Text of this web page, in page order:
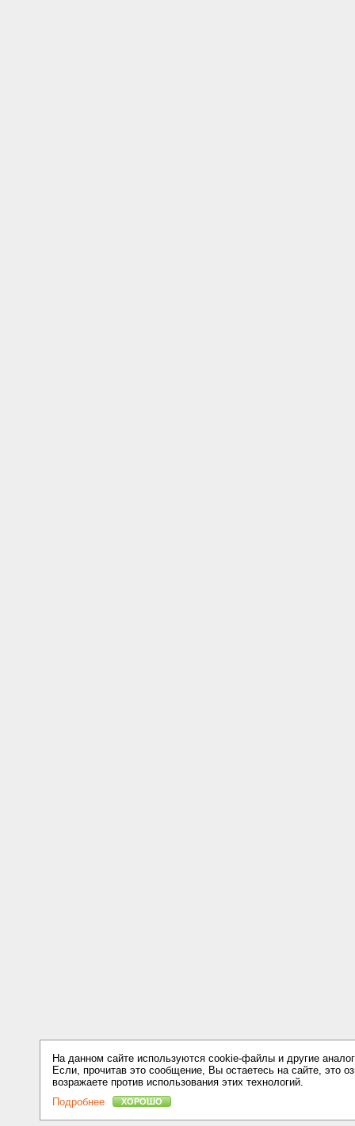
На данном сайте используются cookie-файлы и другие
Если, прочитав это сообщение, Вы остаетесь на сайте, это
возражаете против использования этих технологий.
Подробнее
ХОРОШО